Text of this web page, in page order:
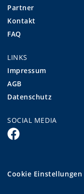
Partner
Kontakt
FAQ
LINKS
Impressum
AGB
Datenschutz
SOCIAL MEDIA
Cookie Einstellungen